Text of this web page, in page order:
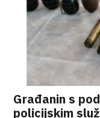
Građanin s
policijskim